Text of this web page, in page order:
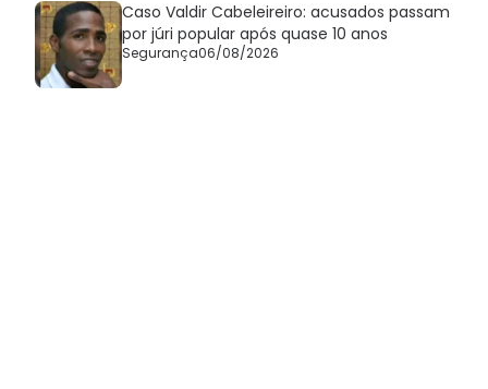
Caso Valdir Cabeleireiro: acusados passam
por júri popular após quase 10 anos
Segurança06/08/2026